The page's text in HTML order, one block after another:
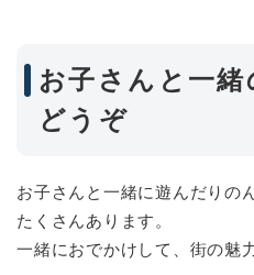
お子さんと一
どうぞ
お子さんと一緒に遊んだりの
たくさんあります。
一緒におでかけして、街の魅